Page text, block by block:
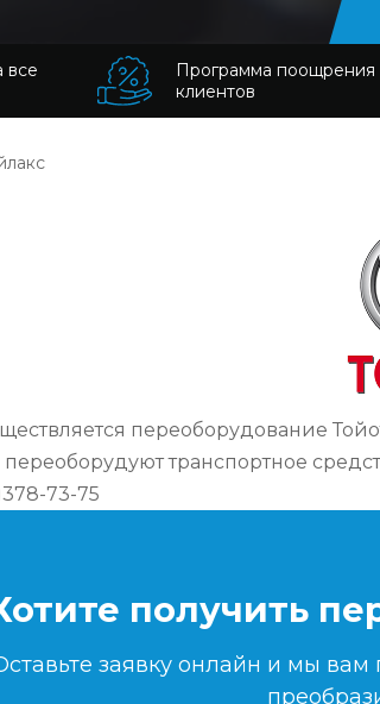
все
Программа поощрения
клиентов
переоборудование
транспортное
73-75
получить
заявку онлайн и мы